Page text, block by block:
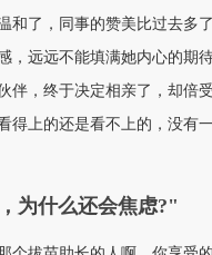
和了，同事的赞美比过去多
，远远不能填满她内心的期待
伴，终于决定相亲了，却倍
得上的还是看不上的，没有
为什么还会焦虑?"